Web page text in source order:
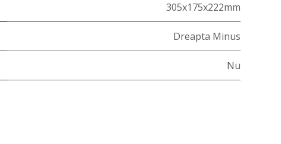
305x175x222mm
Dreapta Minus
Nu